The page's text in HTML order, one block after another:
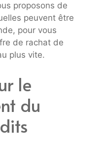
proposons de
peuvent être
pour vous
de rachat de
plus vite.
le
du